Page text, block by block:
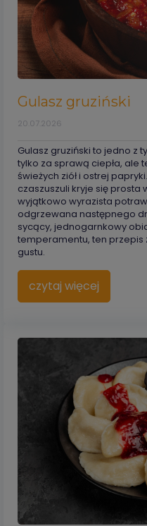
Gulasz gruziński
20.07.2026
Gulasz gruziński to jedno z
tylko za sprawą ciepła, ale
świeżych ziół i ostrej
czaszuszuli kryje się prosta
wyjątkowo wyrazista
odgrzewana następnego
sycący, jednogarnkowy
temperamentu, ten
gustu.
czytaj więcej